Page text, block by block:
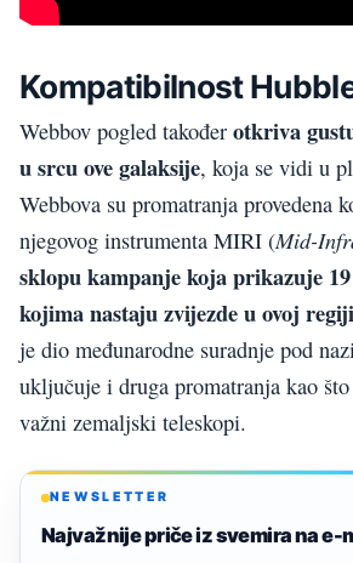
Kompatibilnost
Webbov pogled također otkriva
u srcu ove galaksije, koja se vidi u
Webbova su promatranja provedena
njegovog instrumenta MIRI (Mid-
sklopu kampanje koja prikazuje
kojima nastaju zvijezde u ovoj
je dio međunarodne suradnje pod
uključuje i druga promatranja kao
važni zemaljski teleskopi.
NEWSLETTER
Najvažnije priče iz svemira na e-